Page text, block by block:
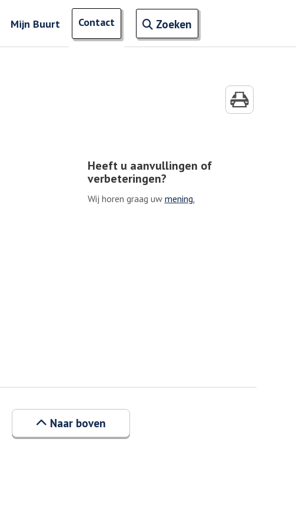
Mijn Buurt Contact ZoekenOpen zoekveld
Zoeken naar ingevoerde termen
Heeft u aanvullingen of
verbeteringen?
Wij horen graag uw mening.
Naar boven